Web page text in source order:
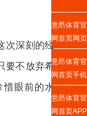
次深刻的经
要不放弃希
惜眼前的水
意昂体育官
网首页网页
版
意昂体育官
网首页手机
版入口
意昂体育官
网首页APP